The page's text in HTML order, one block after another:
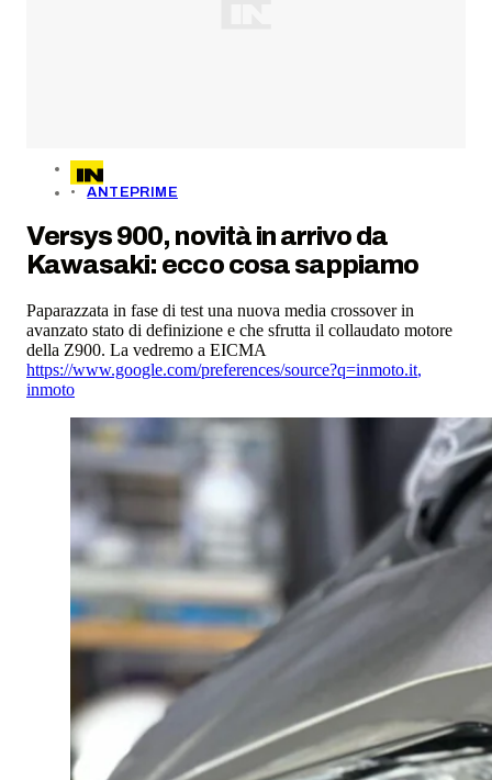
ANTEPRIME
Versys 900, novità in arrivo da
Kawasaki: ecco cosa sappiamo
Paparazzata in fase di test una nuova media crossover in
avanzato stato di definizione e che sfrutta il collaudato motore
della Z900. La vedremo a EICMA
https://www.google.com/preferences/source?q=inmoto.it,
inmoto